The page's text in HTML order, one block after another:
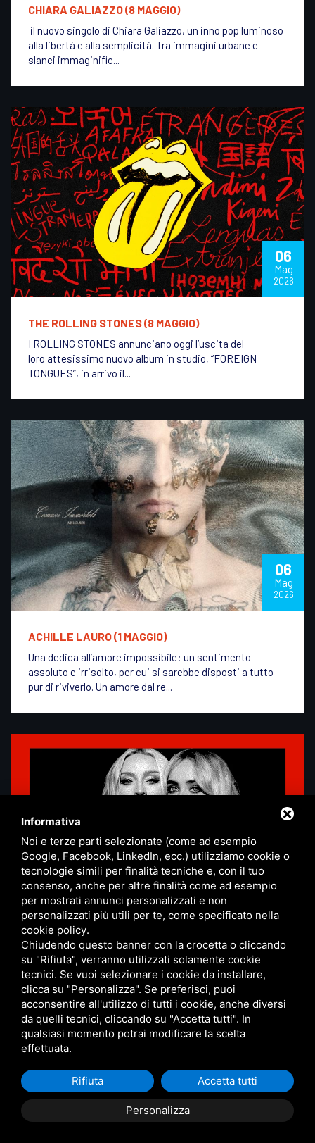
CHIARA GALIAZZO (8 MAGGIO)
il nuovo singolo di Chiara Galiazzo, un inno pop luminoso
alla libertà e alla semplicità. Tra immagini urbane e
slanci immaginific...
06
Mag
2026
THE ROLLING STONES (8 MAGGIO)
I ROLLING STONES annunciano oggi l’uscita del
loro attesissimo nuovo album in studio, “FOREIGN
TONGUES”, in arrivo il...
06
Mag
2026
ACHILLE LAURO (1 MAGGIO)
Una dedica all’amore impossibile: un sentimento
assoluto e irrisolto, per cui si sarebbe disposti a tutto
pur di riviverlo. Un amore dal re...
06
MADONNA & SABRINA CARPENTER (1 MAGGIO)
Hanno qualcosa di cui vogliono parlare
- Madonna porta Sabrina Carpenter nella sua pista da
ballo per la loro attesissima collabor...
Informativa
Noi e terze parti selezionate (come ad esempio
Google, Facebook, LinkedIn, ecc.) utilizziamo cookie o
tecnologie simili per finalità tecniche e, con il tuo
consenso, anche per altre finalità come ad esempio
per mostrati annunci personalizzati e non
personalizzati più utili per te, come specificato nella
cookie policy.
Chiudendo questo banner con la crocetta o cliccando
su "Rifiuta", verranno utilizzati solamente cookie
tecnici. Se vuoi selezionare i cookie da installare,
clicca su "Personalizza". Se preferisci, puoi
acconsentire all'utilizzo di tutti i cookie, anche diversi
da quelli tecnici, cliccando su "Accetta tutti". In
qualsiasi momento potrai modificare la scelta
effettuata.
Personalizza
Rifiuta Accetta tutti